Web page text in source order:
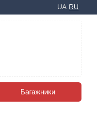
UA RU
Багажники